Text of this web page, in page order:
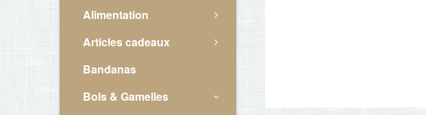
Alimentation
Articles cadeaux
Bandanas
Bols & Gamelles